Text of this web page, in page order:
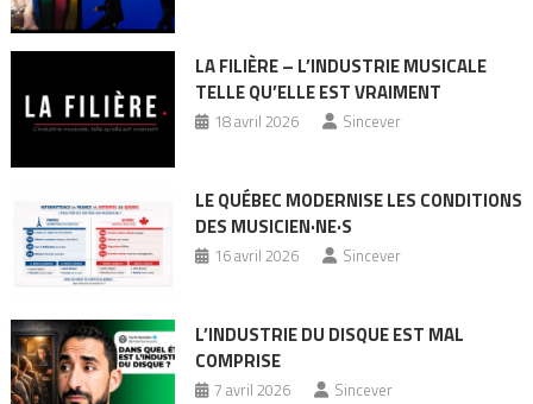
LA FILIÈRE – L’INDUSTRIE MUSICALE
TELLE QU’ELLE EST VRAIMENT
18 avril 2026 Sincever
LE QUÉBEC MODERNISE LES CONDITIONS
DES MUSICIEN·NE·S
16 avril 2026 Sincever
L’INDUSTRIE DU DISQUE EST MAL
COMPRISE
7 avril 2026 Sincever